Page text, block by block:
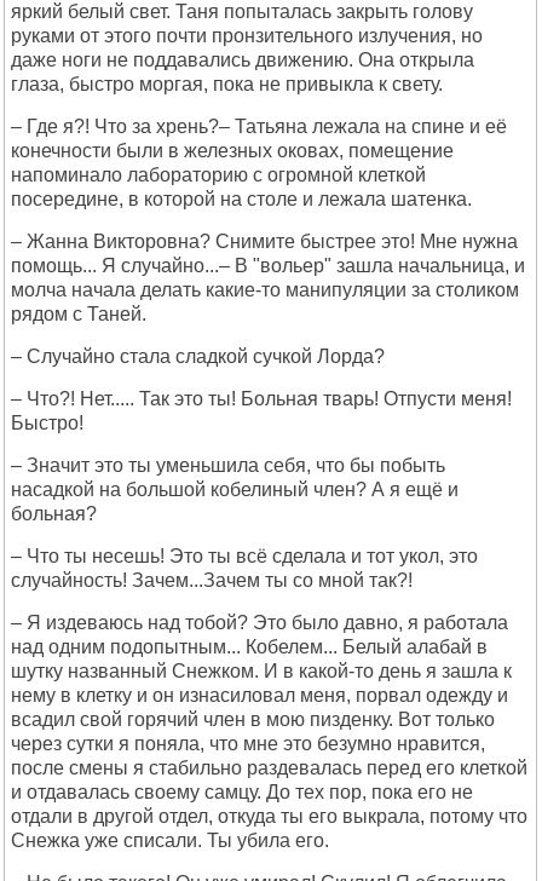
яркий белый свет. Таня попыталась закрыть голову
руками от этого почти пронзительного излучения, но
даже ноги не поддавались движению. Она открыла
глаза, быстро моргая, пока не привыкла к свету.
– Где я?! Что за хрень?– Татьяна лежала на спине и её
конечности были в железных оковах, помещение
напоминало лабораторию с огромной клеткой
посередине, в которой на столе и лежала шатенка.
– Жанна Викторовна? Снимите быстрее это! Мне нужна
помощь... Я случайно...– В "вольер" зашла начальница, и
молча начала делать какие-то манипуляции за столиком
рядом с Таней.
– Случайно стала сладкой сучкой Лорда?
– Что?! Нет..... Так это ты! Больная тварь! Отпусти меня!
Быстро!
– Значит это ты уменьшила себя, что бы побыть
насадкой на большой кобелиный член? А я ещё и
больная?
– Что ты несешь! Это ты всё сделала и тот укол, это
случайность! Зачем...Зачем ты со мной так?!
– Я издеваюсь над тобой? Это было давно, я работала
над одним подопытным... Кобелем... Белый алабай в
шутку названный Снежком. И в какой-то день я зашла к
нему в клетку и он изнасиловал меня, порвал одежду и
всадил свой горячий член в мою пизденку. Вот только
через сутки я поняла, что мне это безумно нравится,
после смены я стабильно раздевалась перед его клеткой
и отдавалась своему самцу. До тех пор, пока его не
отдали в другой отдел, откуда ты его выкрала, потому что
Снежка уже списали. Ты убила его.